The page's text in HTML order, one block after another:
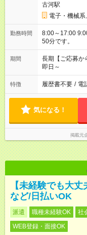
古河駅
電子・機械系
勤務時間
8:00～17:00 9:00～17:00 ※表記のうち
50分です。
期間
長期【ご応募か
即日～
特徴 履歴書不要 / 電
気になる！
掲載元
【未経験でも大
など/日払いOK
派遣 職種未経験OK 社
WEB登録・面接OK